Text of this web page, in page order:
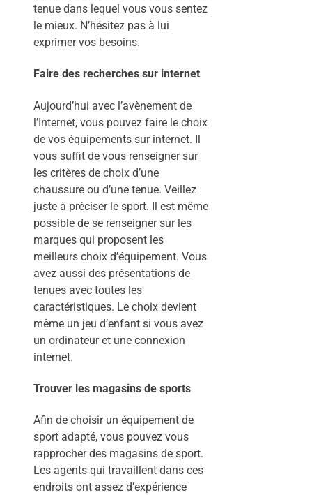
tenue dans lequel vous vous sentez
le mieux. N’hésitez pas à lui
exprimer vos besoins.
Faire des recherches sur internet
Aujourd’hui avec l’avènement de
l’Internet, vous pouvez faire le choix
de vos équipements sur internet. Il
vous suffit de vous renseigner sur
les critères de choix d’une
chaussure ou d’une tenue. Veillez
juste à préciser le sport. Il est même
possible de se renseigner sur les
marques qui proposent les
meilleurs choix d’équipement. Vous
avez aussi des présentations de
tenues avec toutes les
caractéristiques. Le choix devient
même un jeu d’enfant si vous avez
un ordinateur et une connexion
internet.
Trouver les magasins de sports
Afin de choisir un équipement de
sport adapté, vous pouvez vous
rapprocher des magasins de sport.
Les agents qui travaillent dans ces
endroits ont assez d’expérience